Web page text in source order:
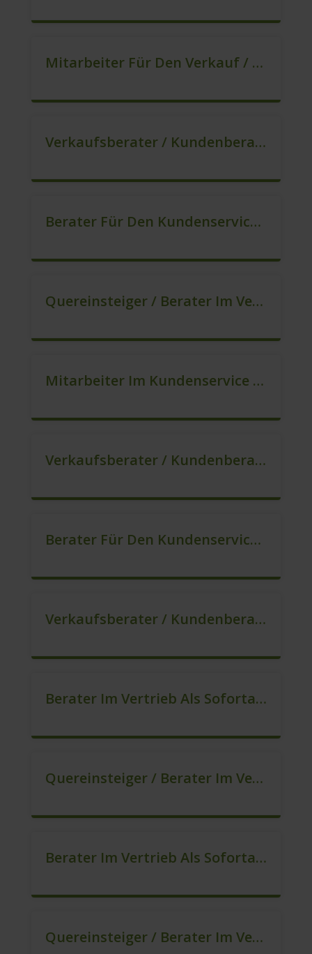
Mitarbeiter Für Den Verkauf / Quereinsteiger (m/w/d)
Verkaufsberater / Kundenberater In VZ/TZ (m/w/d)
Berater Für Den Kundenservice (m/w/d)
Quereinsteiger / Berater Im Vertrieb In VZ/TZ (m/w/d)
Mitarbeiter Im Kundenservice (Quereinstieg Möglich!) (m/w/d)
Verkaufsberater / Kundenberater In VZ/TZ (m/w/d)
Berater Für Den Kundenservice / Beratung (m/w/d)
Verkaufsberater / Kundenberater, Auch Ohne Ausbildung Möglich (m/w/d)
Berater Im Vertrieb Als Sofortanstellung (m/w/d)
Quereinsteiger / Berater Im Vertrieb (Außendienst) (m/w/d)
Berater Im Vertrieb Als Sofortanstellung (m/w/d)
Quereinsteiger / Berater Im Vertrieb In Festanstellung (m/w/d)